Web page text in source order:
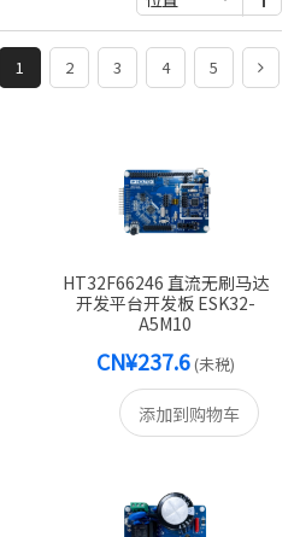
1 2 3 4 5
HT32F66246 直流无刷马达
开发平台开发板 ESK32-
A5M10
CN¥237.6(未税)
添加到购物车